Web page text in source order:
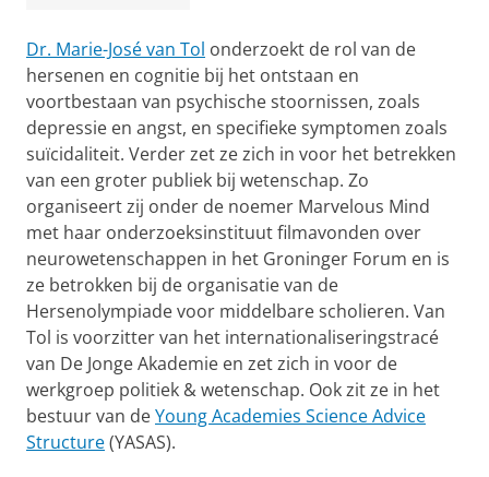
Dr. Marie-José van Tol onderzoekt de rol van de
hersenen en cognitie bij het ontstaan en
voortbestaan van psychische stoornissen, zoals
depressie en angst, en specifieke symptomen zoals
suïcidaliteit. Verder zet ze zich in voor het betrekken
van een groter publiek bij wetenschap. Zo
organiseert zij onder de noemer Marvelous Mind
met haar onderzoeksinstituut filmavonden over
neurowetenschappen in het Groninger Forum en is
ze betrokken bij de organisatie van de
Hersenolympiade voor middelbare scholieren. Van
Tol is voorzitter van het internationaliseringstracé
van De Jonge Akademie en zet zich in voor de
werkgroep politiek & wetenschap. Ook zit ze in het
bestuur van deYoung Academies Science Advice
Structure(YASAS).